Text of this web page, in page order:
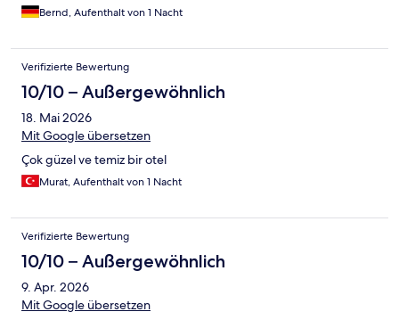
Bernd, Aufenthalt von 1 Nacht
Verifizierte Bewertung
10/10 – Außergewöhnlich
18. Mai 2026
Mit Google übersetzen
Çok güzel ve temiz bir otel
Murat, Aufenthalt von 1 Nacht
Verifizierte Bewertung
10/10 – Außergewöhnlich
9. Apr. 2026
Mit Google übersetzen